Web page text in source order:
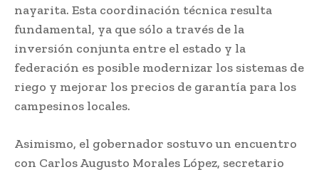
nayarita. Esta coordinación técnica resulta
fundamental, ya que sólo a través de la
inversión conjunta entre el estado y la
federación es posible modernizar los sistemas de
riego y mejorar los precios de garantía para los
campesinos locales.
Asimismo, el gobernador sostuvo un encuentro
con Carlos Augusto Morales López, secretario